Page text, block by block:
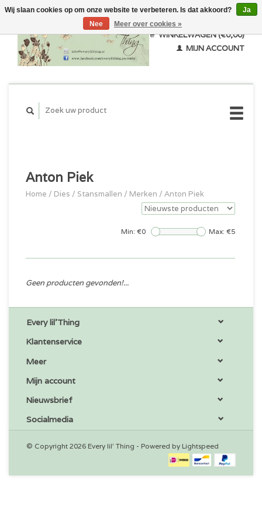
WINKELWAGEN (€0,00)
MIJN ACCOUNT
Anton Piek
Home / Dies / Stansmallen / Merken / Anton Piek
Min: €0 Max: €5
Geen producten gevonden!...
Every lil'Thing
Klantenservice
Meer
Mijn account
Nieuwsbrief
Socialmedia
© Copyright 2026 Every lil' Thing - Powered by Lightspeed
Wij slaan cookies op om onze website te verbeteren. Is dat akkoord?
Ja
Nee
Meer over cookies »